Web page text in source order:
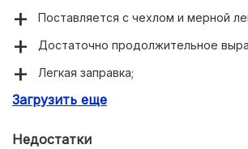
Поставляется с чехлом и мерной
Достаточно продолжительное
Легкая заправка;
Оранжевый цвет хорошо видно на
Загрузить еще
Недостатки